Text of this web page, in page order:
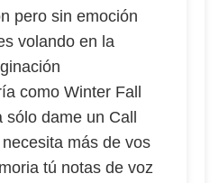
pero sin emoción
volando en la
como Winter Fall
dame un Call
más de vos
tú notas de voz